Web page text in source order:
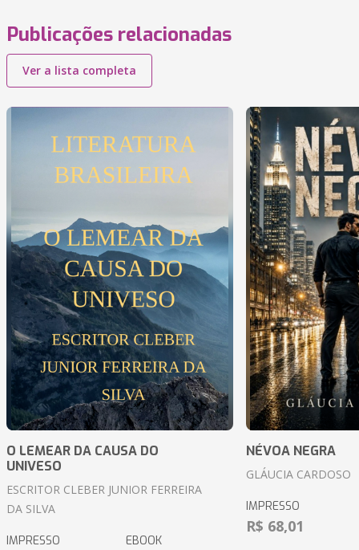
Publicações relacionadas
Ver a lista completa
O LEMEAR DA CAUSA DO
UNIVESO
ESCRITOR CLEBER JUNIOR FERREIRA
DA SILVA
IMPRESSO EBOOK
NÉVOA NEGRA
GLÁUCIA CARDOSO
IMPRESSO
R$ 68,01